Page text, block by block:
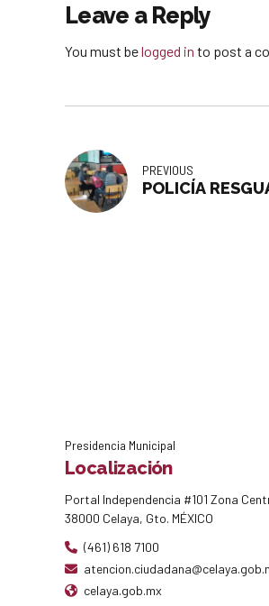
Leave a Reply
You must belogged in to post a
PREVIOUS
POLICÍA
Presidencia Municipal
Localización
Portal Independencia #101 Zona
38000 Celaya, Gto. MÉXICO
(461) 618 7100
celaya.gob.mx